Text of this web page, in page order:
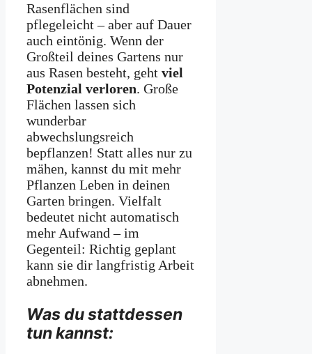
Rasenflächen sind
pflegeleicht – aber auf Dauer
auch eintönig. Wenn der
Großteil deines Gartens nur
aus Rasen besteht, geht viel
Potenzial verloren. Große
Flächen lassen sich
wunderbar
abwechslungsreich
bepflanzen! Statt alles nur zu
mähen, kannst du mit mehr
Pflanzen Leben in deinen
Garten bringen. Vielfalt
bedeutet nicht automatisch
mehr Aufwand – im
Gegenteil: Richtig geplant
kann sie dir langfristig Arbeit
abnehmen.
Was du stattdessen
tun kannst: